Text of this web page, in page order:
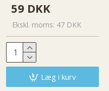
59 DKK
Ekskl. moms: 47 DKK
Læg i kurv